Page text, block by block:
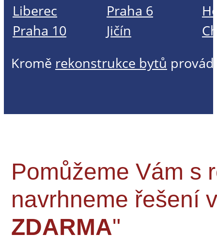
Liberec
Praha 6
Praha 10
Jičín
Kromě rekonstrukce bytů
Pomůžeme Vám s
navrhneme řešení
ZDARMA"